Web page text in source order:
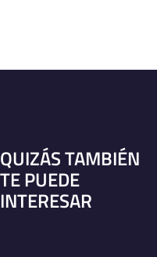
QUIZÁS TAMBIÉN
TE PUEDE
INTERESAR